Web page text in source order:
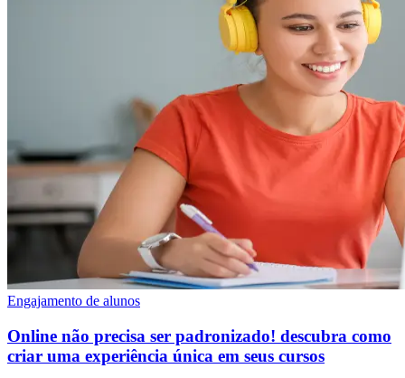
Engajamento de alunos
Online não precisa ser padronizado! descubra como
criar uma experiência única em seus cursos